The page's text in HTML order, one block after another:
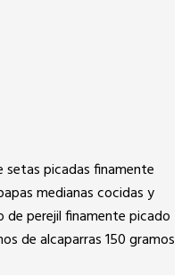
setas picadas finamente
medianas cocidas y
de perejil finamente picado
de alcaparras 150 gramos